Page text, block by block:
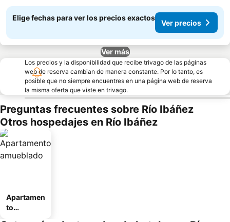
Elige fechas para ver los precios exactos
Ver precios
Ver más
Los precios y la disponibilidad que recibe trivago de las páginas
web de reserva cambian de manera constante. Por lo tanto, es
posible que no siempre encuentres en una página web de reserva
la misma oferta que viste en trivago.
Preguntas frecuentes sobre Río Ibáñez
Otros hospedajes en Río Ibáñez
Apartamen
to